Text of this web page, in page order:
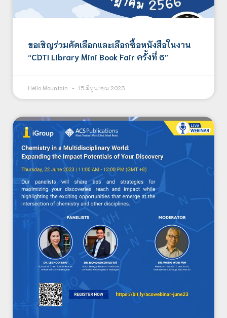
ขอเชิญร่วมคัดเลือกและเลือกซื้อหนังสือในงาน
“CDTI Library Mini Book Fair ครั้งที่ 6”
Hello Mountain 15 มิถุนายน 2023